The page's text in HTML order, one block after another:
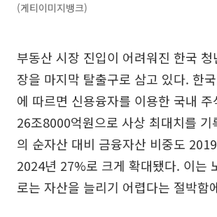
(게티이미지뱅크)
부동산 시장 진입이 어려워진 한국 청
장을 마지막 탈출구로 삼고 있다. 한
에 따르면 신용융자를 이용한 국내
26조8000억원으로 사상 최대치를 기
의 순자산 대비 금융자산 비중도
2024년 27%로 크게 확대됐다. 이는
로는 자산을 늘리기 어렵다는 절박함